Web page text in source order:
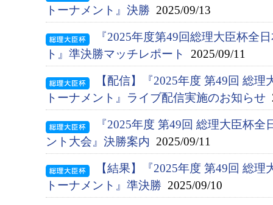
トーナメント』決勝 2025/09/13
『2025年度第49回総理大臣杯全
ト』準決勝マッチレポート
2025/09/11
【配信】『2025年度 第49回 総
トーナメント』ライブ配信実施のお知らせ
『2025年度 第49回 総理大臣杯
ント大会』決勝案内 2025/09/11
【結果】『2025年度 第49回 総
トーナメント』準決勝 2025/09/10